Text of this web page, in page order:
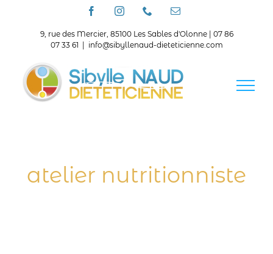
FacebookInstagramTéléphoneEmail
9, rue des Mercier, 85100 Les Sables d'Olonne | 07 86
07 33 61
info@sibyllenaud-dieteticienne.com
atelier nutritionniste